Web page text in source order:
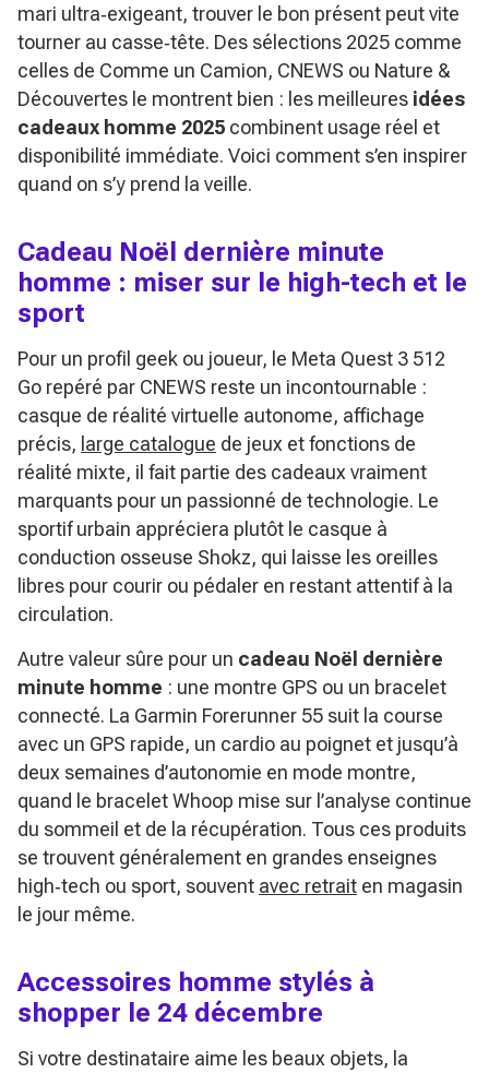
mari ultra‑exigeant, trouver le bon présent peut vite
tourner au casse‑tête. Des sélections 2025 comme
celles de Comme un Camion, CNEWS ou Nature &
Découvertes le montrent bien : les meilleures idées
cadeaux homme 2025 combinent usage réel et
disponibilité immédiate. Voici comment s’en inspirer
quand on s’y prend la veille.
Cadeau Noël dernière minute
homme : miser sur le high-tech et le
sport
Pour un profil geek ou joueur, le Meta Quest 3 512
Go repéré par CNEWS reste un incontournable :
casque de réalité virtuelle autonome, affichage
précis, large catalogue de jeux et fonctions de
réalité mixte, il fait partie des cadeaux vraiment
marquants pour un passionné de technologie. Le
sportif urbain appréciera plutôt le casque à
conduction osseuse Shokz, qui laisse les oreilles
libres pour courir ou pédaler en restant attentif à la
circulation.
Autre valeur sûre pour un cadeau Noël dernière
minute homme : une montre GPS ou un bracelet
connecté. La Garmin Forerunner 55 suit la course
avec un GPS rapide, un cardio au poignet et jusqu’à
deux semaines d’autonomie en mode montre,
quand le bracelet Whoop mise sur l’analyse continue
du sommeil et de la récupération. Tous ces produits
se trouvent généralement en grandes enseignes
high‑tech ou sport, souvent avec retrait en magasin
le jour même.
Accessoires homme stylés à
shopper le 24 décembre
Si votre destinataire aime les beaux objets, la